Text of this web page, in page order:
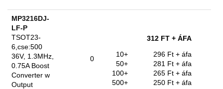
MP3216DJ-
LF-P
TSOT23-
6,cse:500
36V, 1.3MHz,
0.75A Boost
Converter w
Output
0
312 FT + ÁFA
10+
296 Ft + áfa
50+
281 Ft + áfa
100+
265 Ft + áfa
500+
250 Ft + áfa